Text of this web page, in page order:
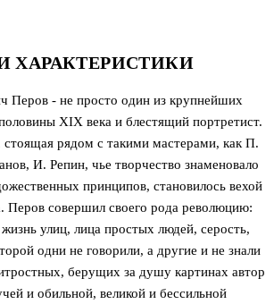
ХАРАКТЕРИСТИКИ
Перов - не просто один из крупнейших
XIX века и блестящий портретист.
стоящая рядом с такими мастерами, как П.
И. Репин, чье творчество знаменовало
принципов, становилось вехой
Перов совершил своего рода революцию:
улиц, лица простых людей, серость,
одни не говорили, а другие и не знали
берущих за душу картинах автор
и обильной, великой и бессильной